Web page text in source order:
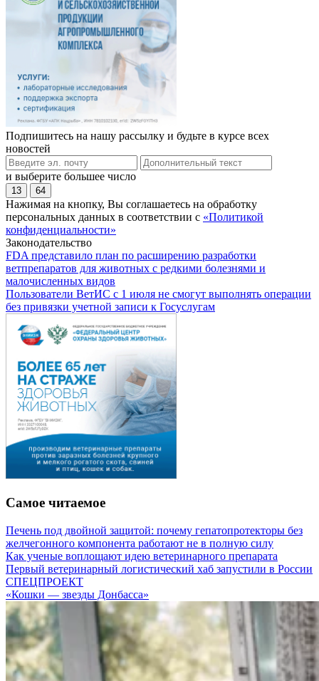
Подпишитесь на нашу рассылку и будьте в курсе всех
новостей
и выберите большее число
13 64
Нажимая на кнопку, Вы соглашаетесь на обработку
персональных данных в соответствии с «Политикой
конфиденциальности»
Законодательство
FDA представило план по расширению разработки
ветпрепаратов для животных с редкими болезнями и
малочисленных видов
Пользователи ВетИС с 1 июля не смогут выполнять операции
без привязки учетной записи к Госуслугам
Самое читаемое
Печень под двойной защитой: почему гепатопротекторы без
желчегонного компонента работают не в полную силу
Как ученые воплощают идею ветеринарного препарата
Первый ветеринарный логистический хаб запустили в России
СПЕЦПРОЕКТ
«Кошки — звезды Донбасса»